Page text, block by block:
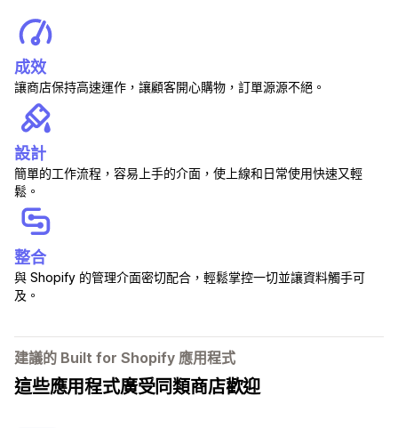
成效
讓商店保持高速運作，讓顧客開心購物，訂單源源不絕。
設計
簡單的工作流程，容易上手的介面，使上線和日常使用快速又輕
鬆。
整合
與 Shopify 的管理介面密切配合，輕鬆掌控一切並讓資料觸手可
及。
建議的 Built for Shopify 應用程式
這些應用程式廣受同類商店歡迎